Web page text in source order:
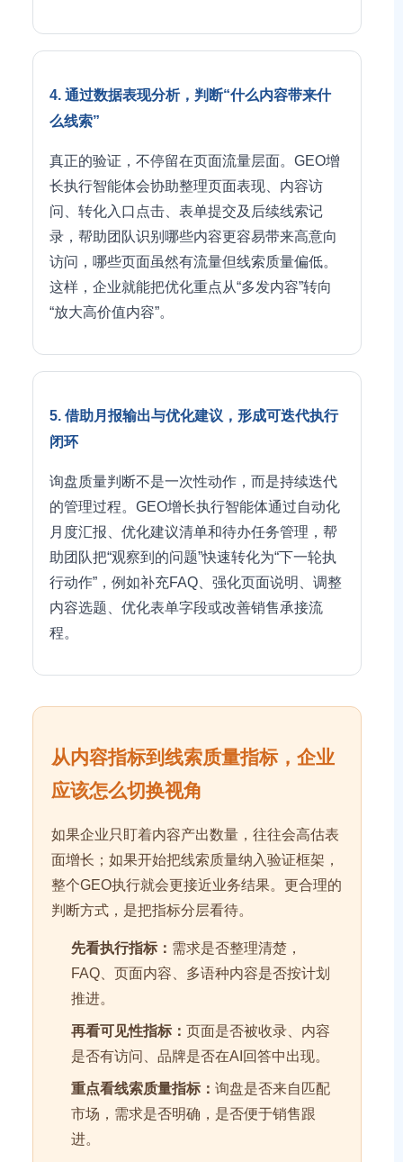
4. 通过数据表现分析，判断“什么内容带来什
么线索”
真正的验证，不停留在页面流量层面。GEO增
长执行智能体会协助整理页面表现、内容访
问、转化入口点击、表单提交及后续线索记
录，帮助团队识别哪些内容更容易带来高意向
访问，哪些页面虽然有流量但线索质量偏低。
这样，企业就能把优化重点从“多发内容”转向
“放大高价值内容”。
5. 借助月报输出与优化建议，形成可迭代执行
闭环
询盘质量判断不是一次性动作，而是持续迭代
的管理过程。GEO增长执行智能体通过自动化
月度汇报、优化建议清单和待办任务管理，帮
助团队把“观察到的问题”快速转化为“下一轮执
行动作”，例如补充FAQ、强化页面说明、调整
内容选题、优化表单字段或改善销售承接流
程。
从内容指标到线索质量指标，企业
应该怎么切换视角
如果企业只盯着内容产出数量，往往会高估表
面增长；如果开始把线索质量纳入验证框架，
整个GEO执行就会更接近业务结果。更合理的
判断方式，是把指标分层看待。
先看执行指标： 需求是否整理清楚，
FAQ、页面内容、多语种内容是否按计划
推进。
再看可见性指标： 页面是否被收录、内容
是否有访问、品牌是否在AI回答中出现。
重点看线索质量指标： 询盘是否来自匹配
市场，需求是否明确，是否便于销售跟
进。